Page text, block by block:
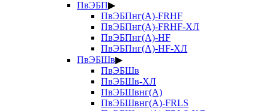
ПвЭБП▶
ПвЭБПнг(А)-FRHF
ПвЭБПнг(А)-FRHF-ХЛ
ПвЭБПнг(А)-HF
ПвЭБПнг(А)-HF-ХЛ
ПвЭБШв▶
ПвЭБШв
ПвЭБШв-ХЛ
ПвЭБШвнг(А)
ПвЭБШвнг(А)-FRLS